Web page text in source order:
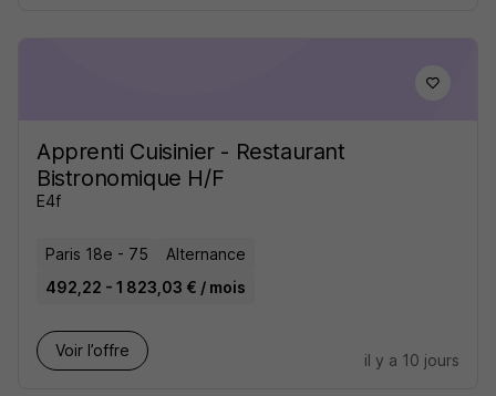
Apprenti Cuisinier - Restaurant
Bistronomique H/F
E4f
Paris 18e - 75
Alternance
492,22 - 1 823,03 € / mois
Voir l’offre
il y a 10 jours